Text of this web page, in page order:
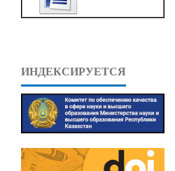
ИНДЕКСИРУЕТСЯ